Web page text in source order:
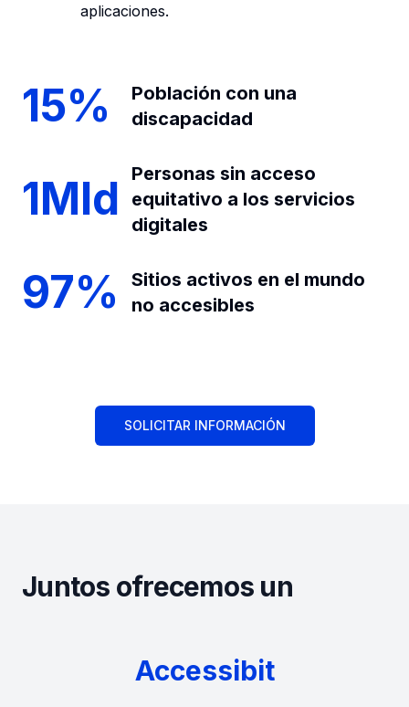
aplicaciones.
15%
Población con una
discapacidad
1Mld
Personas sin acceso
equitativo a los servicios
digitales
97%
Sitios activos en el mundo
no accesibles
SOLICITAR INFORMACIÓN
Juntos ofrecemos un
Accessibit